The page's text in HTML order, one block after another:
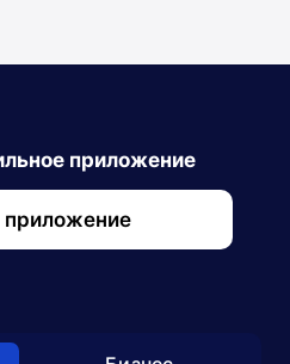
приложение
приложение